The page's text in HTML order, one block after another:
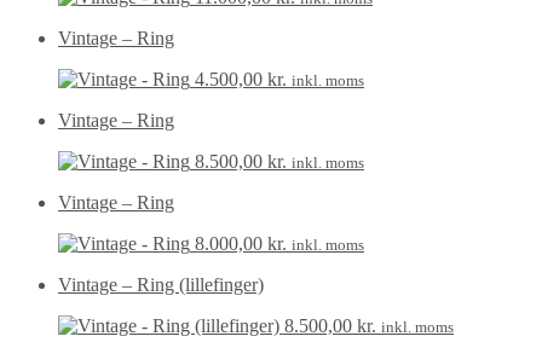
Vintage – Ring
4.500,00 kr. inkl. moms
Vintage – Ring
8.500,00 kr. inkl. moms
Vintage – Ring
8.000,00 kr. inkl. moms
Vintage – Ring (lillefinger)
8.500,00 kr. inkl. moms